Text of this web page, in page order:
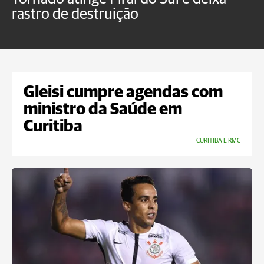
rastro de destruição
Gleisi cumpre agendas com
ministro da Saúde em
Curitiba
CURITIBA E RMC